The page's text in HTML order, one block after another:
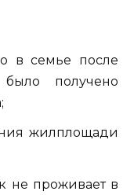
в семье после
получено
жилплощади
не проживает в